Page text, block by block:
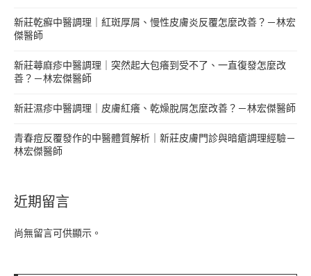
新莊乾癬中醫調理｜紅斑厚屑、慢性皮膚炎反覆怎麼改善？－林宏
傑醫師
新莊蕁麻疹中醫調理｜突然起大包癢到受不了、一直復發怎麼改
善？－林宏傑醫師
新莊濕疹中醫調理｜皮膚紅癢、乾燥脫屑怎麼改善？－林宏傑醫師
青春痘反覆發作的中醫體質解析｜新莊皮膚門診與暗瘡調理經驗－
林宏傑醫師
近期留言
尚無留言可供顯示。